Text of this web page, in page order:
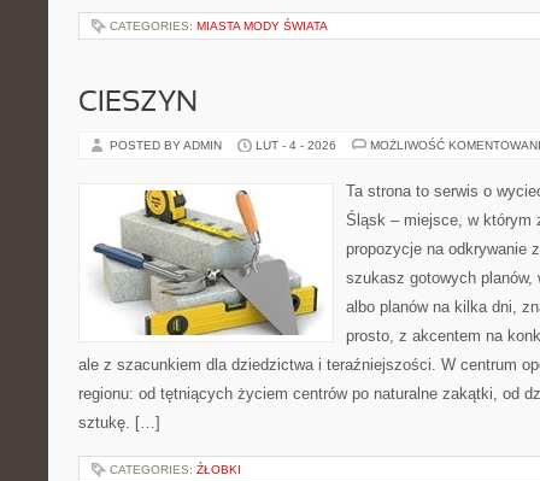
CATEGORIES: MIASTA MODY ŚWIATA
CIESZYN
POSTED BY ADMIN LUT - 4 - 2026 MOŻLIWOŚĆ
Ta strona to serwis o
Śląsk – miejsce, w którym
propozycje na odkrywanie
szukasz gotowych
albo planów na kilka dni,
prosto, z akcentem na
ale z szacunkiem dla dziedzictwa i teraźniejszości. W centrum
regionu: od tętniących życiem centrów po naturalne zakątki, od
sztukę. […]
CATEGORIES: ŹŁOBKI